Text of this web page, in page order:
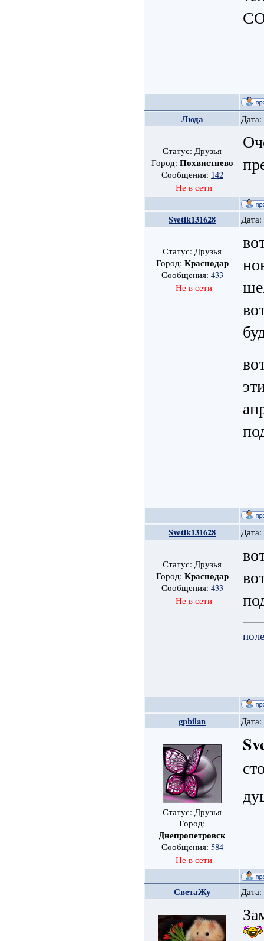
Люда
Статус: Друзья
Город: Похвистнево
Сообщения: 142
Не в сети
Svetik131628
Статус: Друзья
Город: Краснодар
Сообщения: 433
Не в сети
Svetik131628
Статус: Друзья
Город: Краснодар
Сообщения: 433
Не в сети
gpbilan
Статус: Друзья
Город:
Днепропетровск
Сообщения: 584
Не в сети
СветаЖу